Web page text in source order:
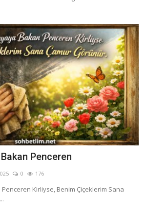
Penceren
0 176
Kirliyse, Benim Çiçeklerim Sana